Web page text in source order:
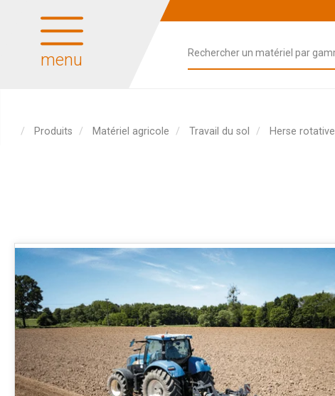
menu
Produits Matériel agricole Travail du sol Herse rotative